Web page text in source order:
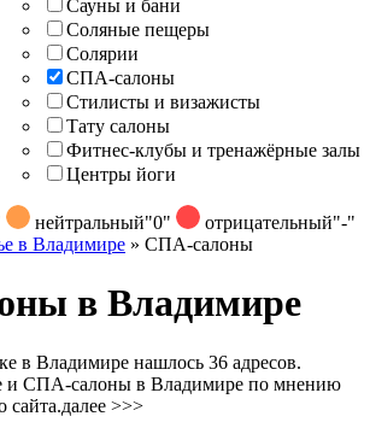
Сауны и бани
Соляные пещеры
Солярии
СПА-салоны
Стилисты и визажисты
Тату салоны
Фитнес-клубы и тренажёрные залы
Центры йоги
нейтральный"0" отрицательный"-"
в Владимире » СПА-салоны
в Владимире
в Владимире нашлось 36 адресов.
и СПА-салоны в Владимире по мнению
сайта.далее >>>